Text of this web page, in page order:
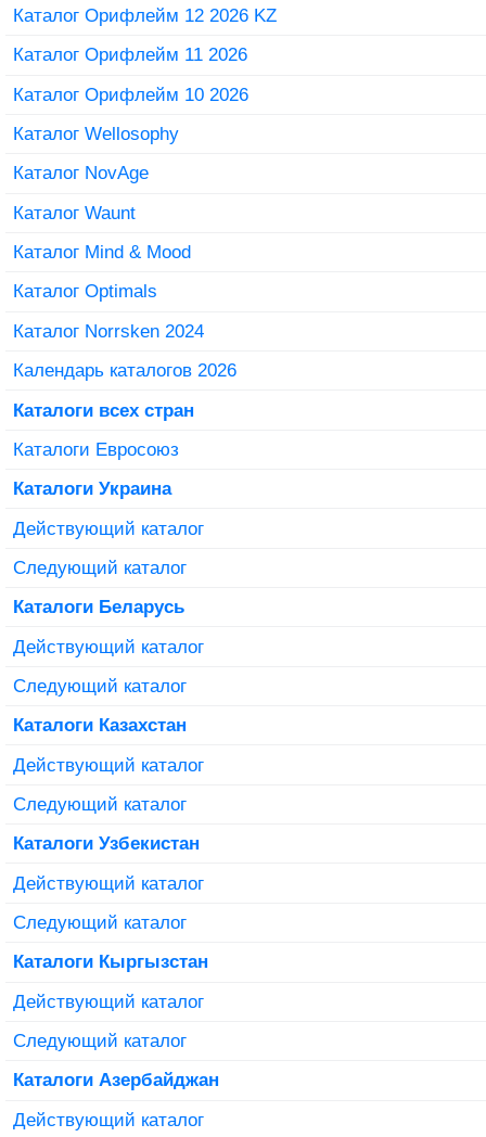
Каталог Орифлейм 12 2026 KZ
Каталог Орифлейм 11 2026
Каталог Орифлейм 10 2026
Каталог Wellosophy
Каталог NovAge
Каталог Waunt
Каталог Mind & Mood
Каталог Optimals
Каталог Norrsken 2024
Календарь каталогов 2026
Каталоги всех стран
Каталоги Евросоюз
Каталоги Украина
Действующий каталог
Следующий каталог
Каталоги Беларусь
Действующий каталог
Следующий каталог
Каталоги Казахстан
Действующий каталог
Следующий каталог
Каталоги Узбекистан
Действующий каталог
Следующий каталог
Каталоги Кыргызстан
Действующий каталог
Следующий каталог
Каталоги Азербайджан
Действующий каталог